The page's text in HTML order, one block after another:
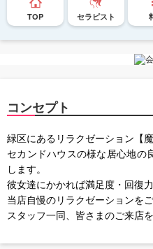
TOP セラピスト
コンセプト
緑区にあるリラクゼーション【
セカンドハウスの様な居心地の
します。
彼女達にかかれば満足度・回復
当店自慢のリラクゼーションを
スタッフ一同、皆さまのご来店